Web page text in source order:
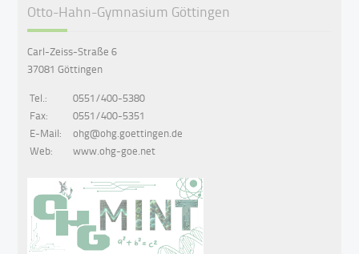
Otto-Hahn-Gymnasium Göttingen
Carl-Zeiss-Straße 6
37081 Göttingen
Tel.:
0551/400-5380
Fax:
0551/400-5351
E-Mail:
ohg@ohg.goettingen.de
Web:
www.ohg-goe.net